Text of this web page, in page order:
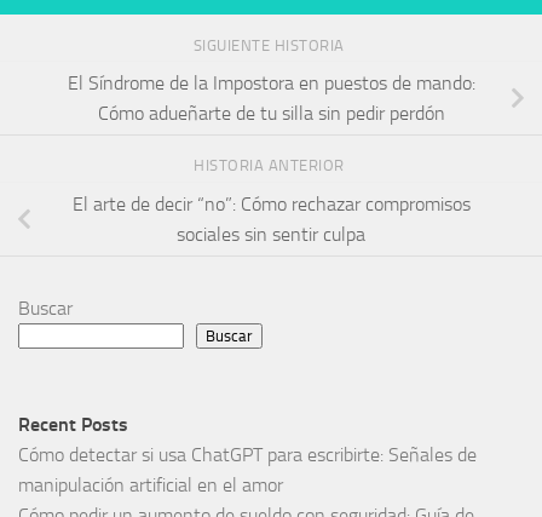
SIGUIENTE HISTORIA
El Síndrome de la Impostora en puestos de mando:
Cómo adueñarte de tu silla sin pedir perdón
HISTORIA ANTERIOR
El arte de decir “no”: Cómo rechazar compromisos
sociales sin sentir culpa
Buscar
Buscar
Recent Posts
Cómo detectar si usa ChatGPT para escribirte: Señales de
manipulación artificial en el amor